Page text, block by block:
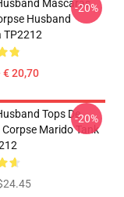
Máscaras
Husband
TP2212
€ 20,70
-20%
Tops De
Corpse Marido Tank
-20%